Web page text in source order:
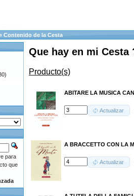
Contenido de la Cesta
Que hay en mi Cesta
Producto(s)
ABITARE LA MUSICA
Actualizar
A BRACCETTO CON LA
Actualizar
para
que